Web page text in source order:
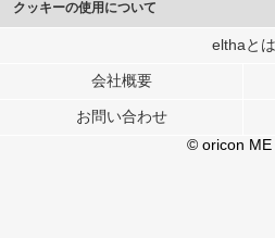
クッキーの使用について
このサイトでは Cookie を使用して、ユー
行っています。
メディアや広告配信、データ解析の各パー
各パートナーは、この情報とユーザーが各
ユーザーが各パートナーのサービスを使用
elthaとは
会社概要
お問い合わせ
© oricon ME